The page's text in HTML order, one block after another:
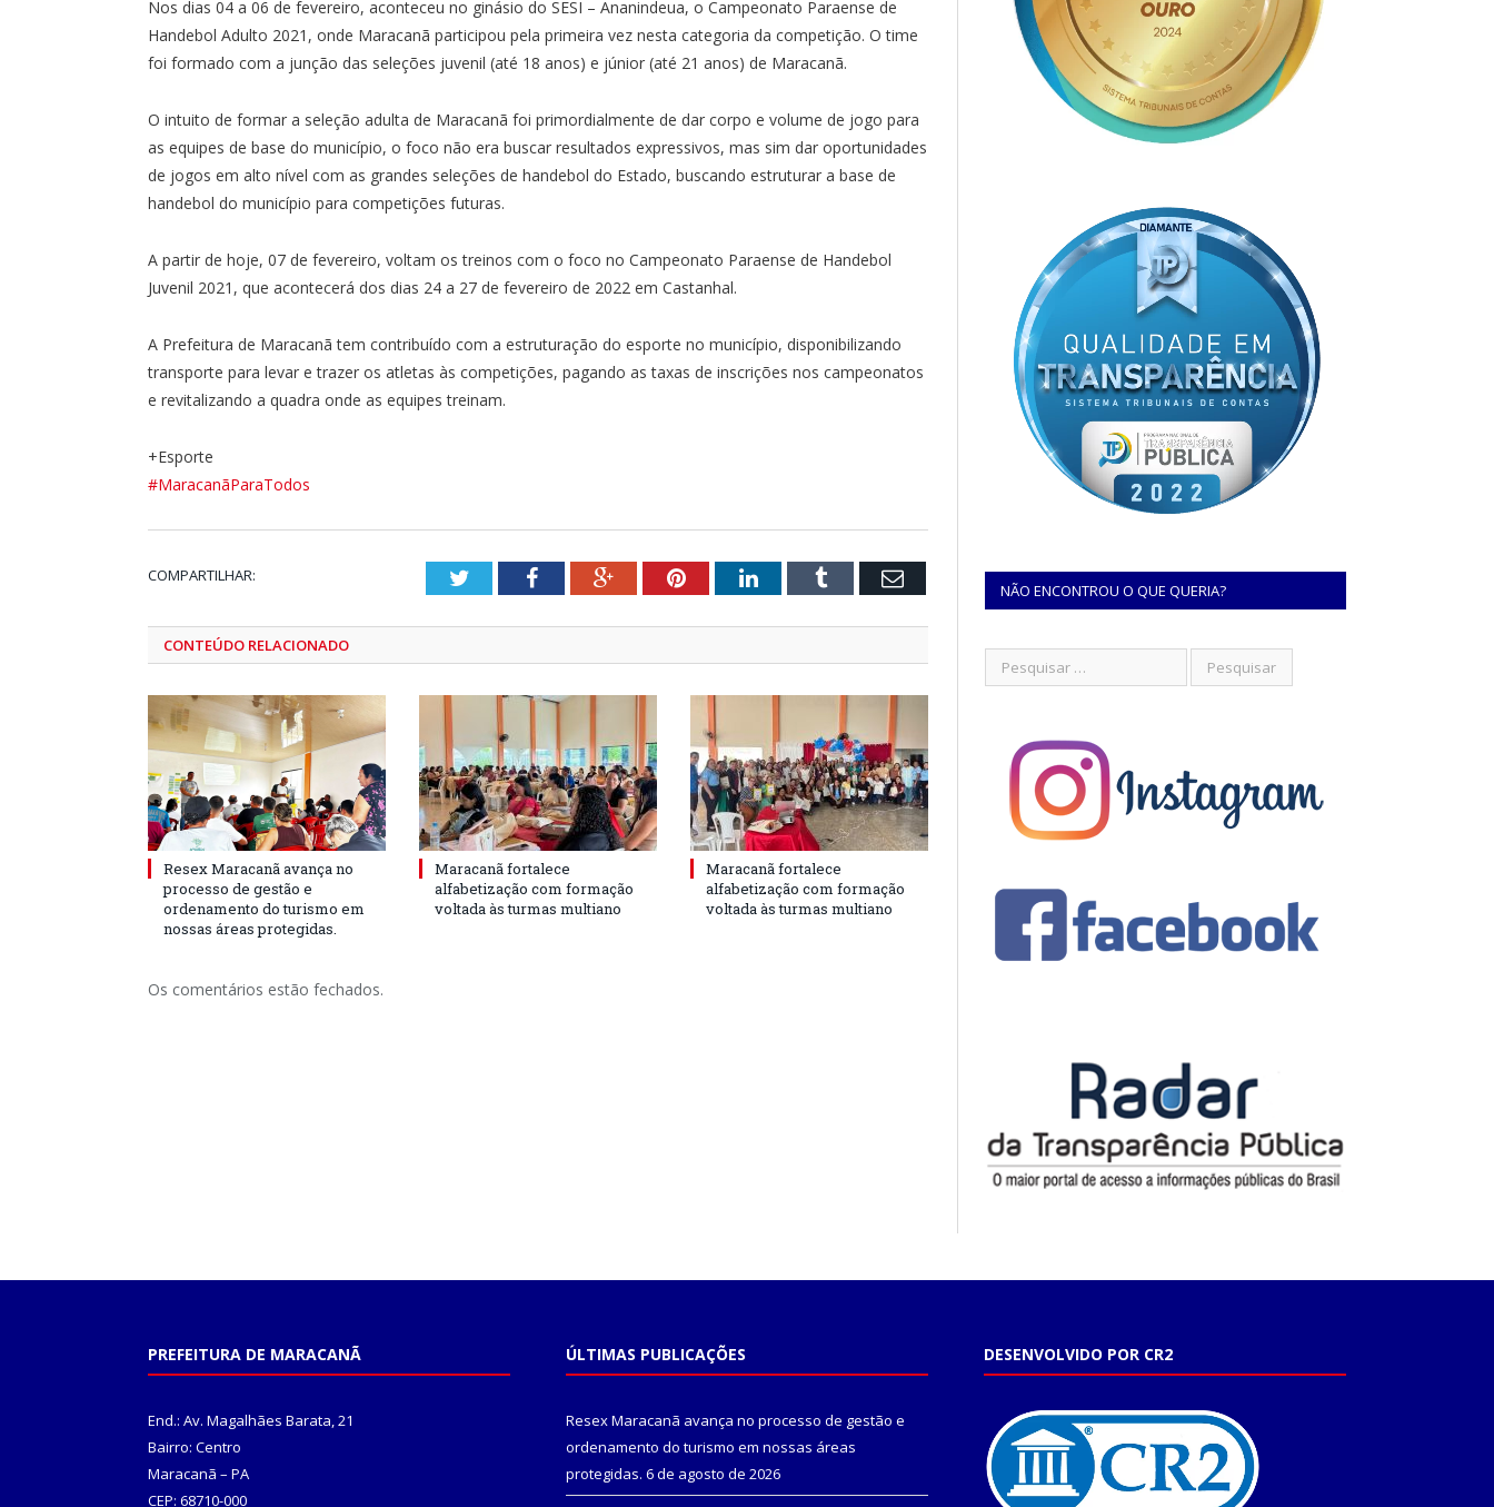
Nos dias 04 a 06 de fevereiro, aconteceu no ginásio do SESI – Ananindeua, o Campeonato Paraense de
Handebol Adulto 2021, onde Maracanã participou pela primeira vez nesta categoria da competição. O time
foi formado com a junção das seleções juvenil (até 18 anos) e júnior (até 21 anos) de Maracanã.
O intuito de formar a seleção adulta de Maracanã foi primordialmente de dar corpo e volume de jogo para
as equipes de base do município, o foco não era buscar resultados expressivos, mas sim dar oportunidades
de jogos em alto nível com as grandes seleções de handebol do Estado, buscando estruturar a base de
handebol do município para competições futuras.
A partir de hoje, 07 de fevereiro, voltam os treinos com o foco no Campeonato Paraense de Handebol
Juvenil 2021, que acontecerá dos dias 24 a 27 de fevereiro de 2022 em Castanhal.
A Prefeitura de Maracanã tem contribuído com a estruturação do esporte no município, disponibilizando
transporte para levar e trazer os atletas às competições, pagando as taxas de inscrições nos campeonatos
e revitalizando a quadra onde as equipes treinam.
+Esporte
#MaracanãParaTodos
COMPARTILHAR: TwitterFacebookGoogle+PinterestLinkedInTumblr Email
CONTEÚDO RELACIONADO
Resex Maracanã avança no
processo de gestão e
ordenamento do turismo em
nossas áreas protegidas.
Maracanã fortalece
alfabetização com formação
voltada às turmas multiano
Maracanã fortalece
alfabetização com formação
voltada às turmas multiano
Os comentários estão fechados.
NÃO ENCONTROU O QUE QUERIA?
PREFEITURA DE MARACANÃ
End.: Av. Magalhães Barata, 21
Bairro: Centro
Maracanã – PA
CEP: 68710-000
ÚLTIMAS PUBLICAÇÕES
Resex Maracanã avança no processo de gestão e
ordenamento do turismo em nossas áreas
protegidas. 6 de agosto de 2026
DESENVOLVIDO POR CR2